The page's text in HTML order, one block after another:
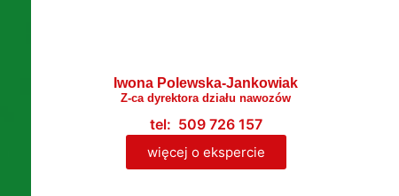
Iwona Polewska-Jankowiak
Z-ca dyrektora działu nawozów
tel: 509 726 157
więcej o ekspercie